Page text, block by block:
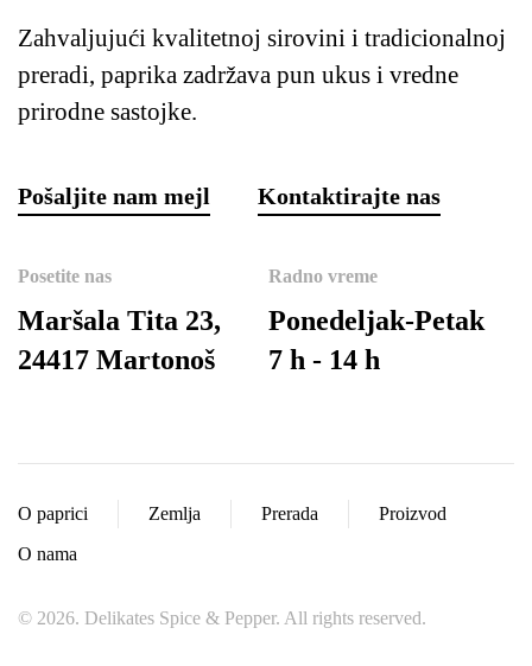
Zahvaljujući kvalitetnoj sirovini i tradicionalnoj
preradi, paprika zadržava pun ukus i vredne
prirodne sastojke.
Pošaljite nam mejl Kontaktirajte nas
Posetite nas
Maršala Tita 23,
24417 Martonoš
Radno vreme
Ponedeljak-Petak
7 h - 14 h
O paprici Zemlja Prerada
Proizvod
O nama
© 2026. Delikates Spice & Pepper. All rights reserved.